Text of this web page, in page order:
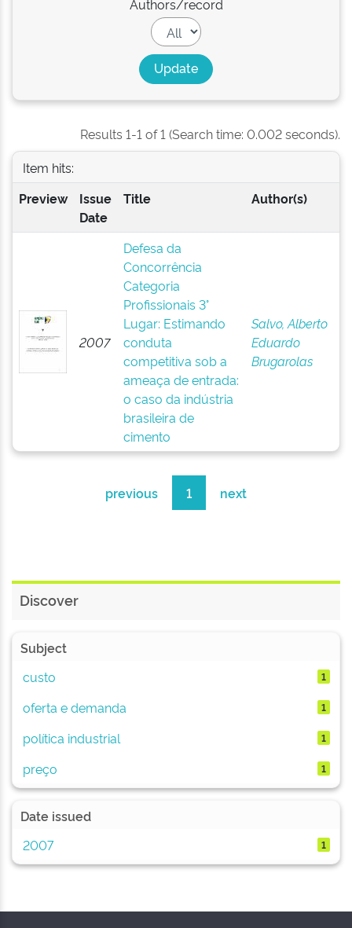
Authors/record
Results 1-1 of 1 (Search time: 0.002 seconds).
Item hits:
Preview
Issue
Date
Title Author(s)
2007
Defesa da
Concorrência
Categoria
Profissionais 3°
Lugar: Estimando
conduta
competitiva sob a
ameaça de entrada:
o caso da indústria
brasileira de
cimento
Salvo, Alberto
Eduardo
Brugarolas
previous 1 next
Discover
Subject
custo
1
oferta e demanda 1
política industrial 1
preço 1
Date issued
2007
1